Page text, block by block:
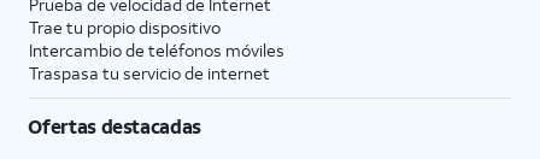
Trae tu propio dispositivo
Intercambio de teléfonos móviles
Traspasa tu servicio de internet
Ofertas destacadas